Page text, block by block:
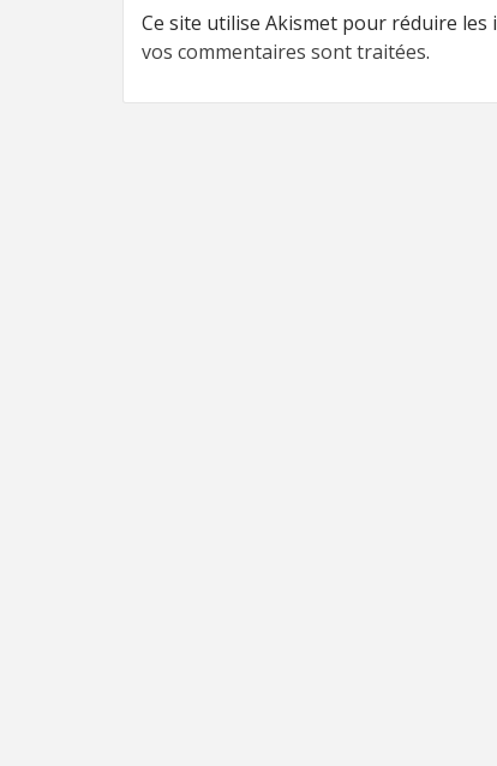
Ce site utilise Akismet pour réduire les
vos commentaires sont traitées.